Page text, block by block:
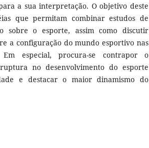
a sua interpretação. O objetivo deste
que permitam combinar estudos de
sobre o esporte, assim como discutir
a configuração do mundo esportivo nas
Em especial, procura-se contrapor o
no desenvolvimento do esporte
e destacar o maior dinamismo do